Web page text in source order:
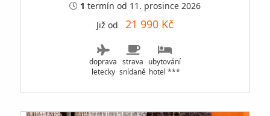
1 termín od 11. prosince 2026
Již od 21 990 Kč
doprava
letecky
strava
snídaně
ubytování
hotel ***